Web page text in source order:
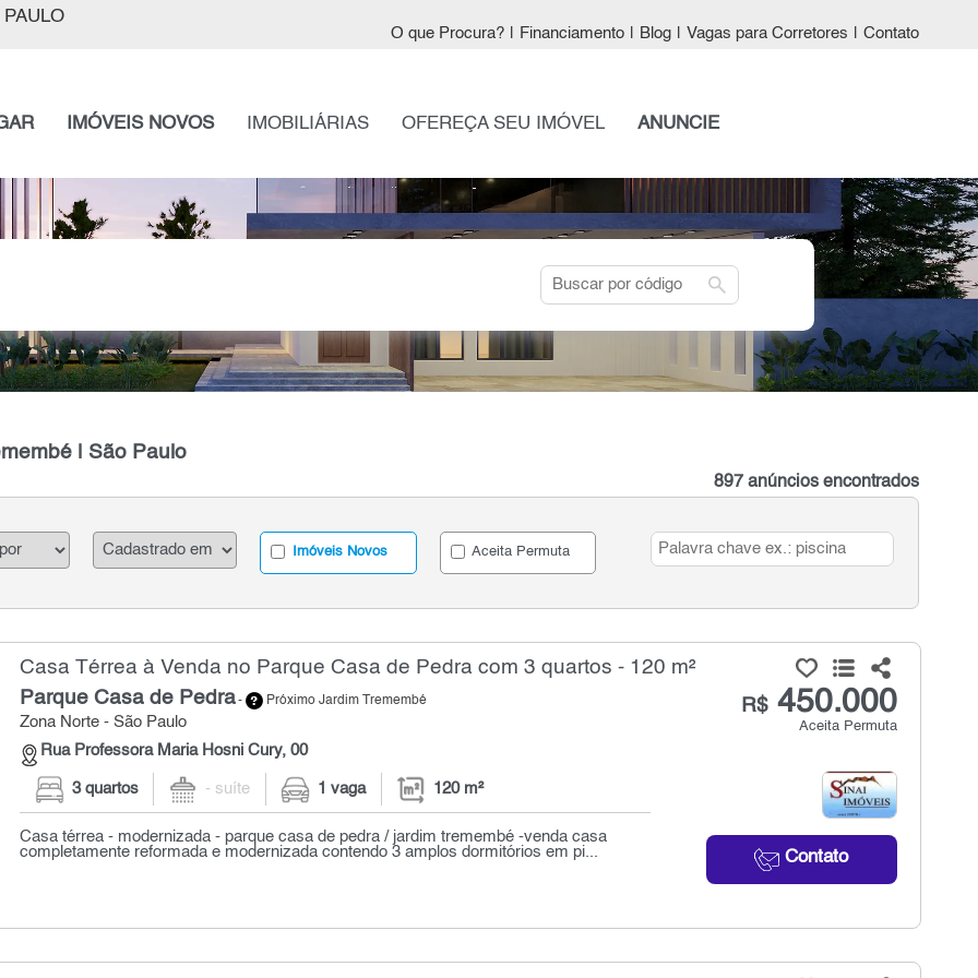
O que Procura? Financiamento Blog Vagas para Corretores Contato
IMÓVEIS NOVOS IMOBILIÁRIAS OFEREÇA SEU IMÓVEL ANUNCIE
search
| São Paulo
897 anúncios encontrados
Imóveis Novos Aceita Permuta
Casa Térrea à Venda no Parque Casa de Pedra com 3 quartos - 120 m²
Parque Casa de Pedra- Próximo Jardim Tremembé
Zona Norte - São Paulo
Rua Professora Maria Hosni Cury, 00
R$450.000
Aceita Permuta
Contato
3 quartos - suíte 1 vaga 120 m²
Casa térrea - modernizada - parque casa de pedra / jardim tremembé -venda casa
completamente reformada e modernizada contendo 3 amplos dormitórios em pi...